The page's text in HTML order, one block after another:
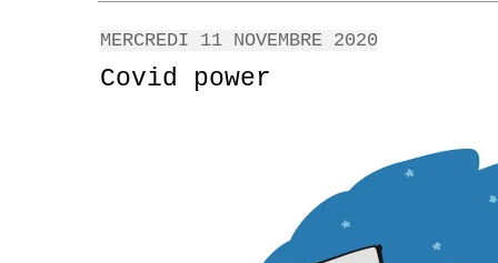
MERCREDI 11 NOVEMBRE 2020
Covid power